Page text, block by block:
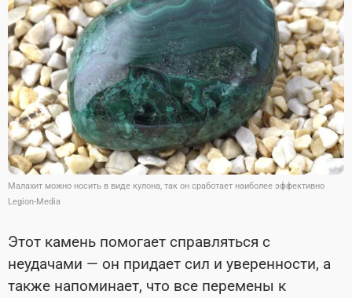
Малахит можно носить в виде кулона, так он сработает наиболее эффективно
Legion-Media
Этот камень помогает справляться с
неудачами — он придает сил и уверенности, а
также напоминает, что все перемены к